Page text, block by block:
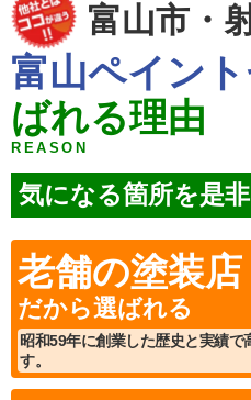
富山市・
富山ペイン
ばれる理由
REASON
気になる箇所を是
老舗の塗装店
だから選ばれる
昭和59年に創業した歴史と実績で
す。